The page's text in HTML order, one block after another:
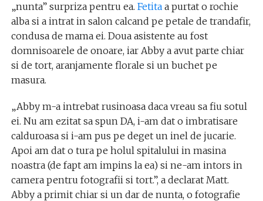
„nunta” surpriza pentru ea. Fetitaa purtat o rochie
alba si a intrat in salon calcand pe petale de trandafir,
condusa de mama ei. Doua asistente au fost
domnisoarele de onoare, iar Abby a avut parte chiar
si de tort, aranjamente florale si un buchet pe
masura.
„Abby m-a intrebat rusinoasa daca vreau sa fiu sotul
ei. Nu am ezitat sa spun DA, i-am dat o imbratisare
calduroasa si i-am pus pe deget un inel de jucarie.
Apoi am dat o tura pe holul spitalului in masina
noastra (de fapt am impins la ea) si ne-am intors in
camera pentru fotografii si tort.”, a declarat Matt.
Abby a primit chiar si un dar de nunta, o fotografie